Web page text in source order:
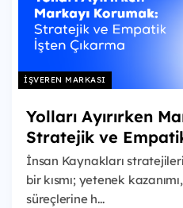
İŞVEREN MARKASI
Yolları Ayırırken
Stratejik ve
İnsan Kaynakları
bir kısmı; yetenek
süreçlerine h...